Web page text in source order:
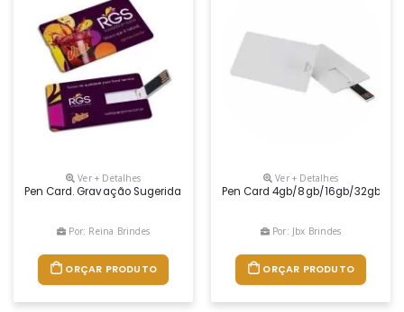
Ver + Detalhes
Pen Card. Gravação Sugerida Em Digital
Por: Reina Brindes
ORÇAR PRODUTO
Ver + Detalhes
Pen Card 4gb/8gb/16gb/32gb
Por: Jbx Brindes
ORÇAR PRODUTO